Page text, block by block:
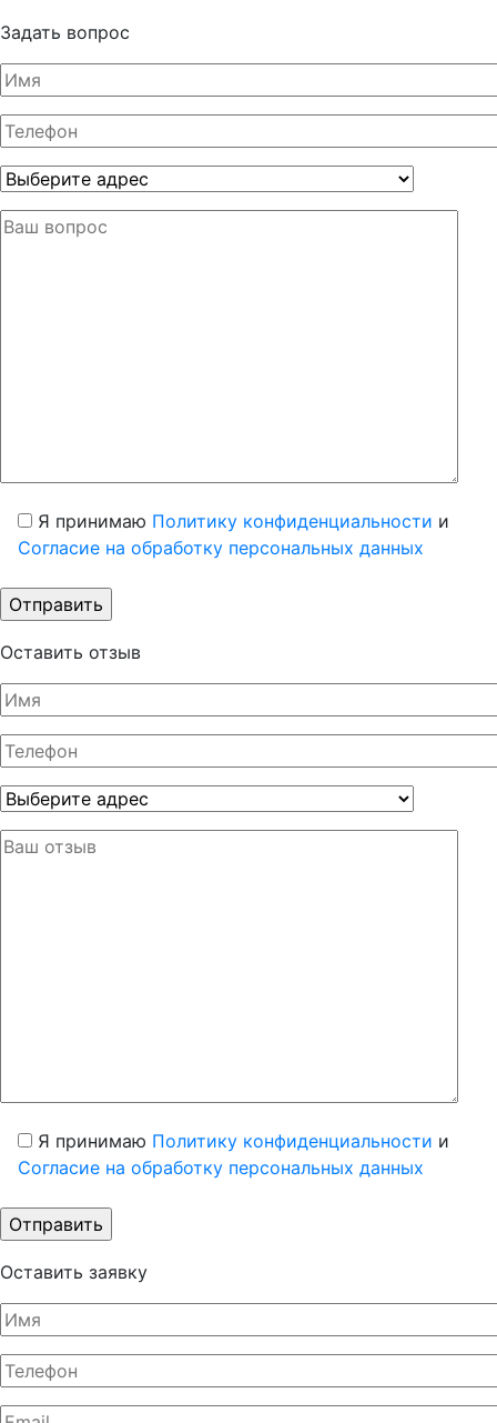
Задать вопрос
Я принимаю Политику конфиденциальности и
Согласие на обработку персональных данных
Оставить отзыв
Я принимаю Политику конфиденциальности и
Согласие на обработку персональных данных
Оставить заявку